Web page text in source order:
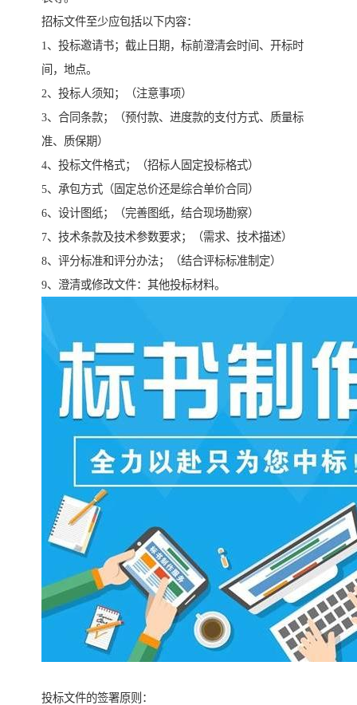
招标文件至少应包括以下内容：
1、投标邀请书；截止日期，标前澄清会时间、开标时
间，地点。
2、投标人须知；（注意事项）
3、合同条款；（预付款、进度款的支付方式、质量标
准、质保期）
4、投标文件格式；（招标人固定投标格式）
5、承包方式（固定总价还是综合单价合同）
6、设计图纸；（完善图纸，结合现场勘察）
7、技术条款及技术参数要求；（需求、技术描述）
8、评分标准和评分办法；（结合评标标准制定）
9、澄清或修改文件：其他投标材料。
投标文件的签署原则：